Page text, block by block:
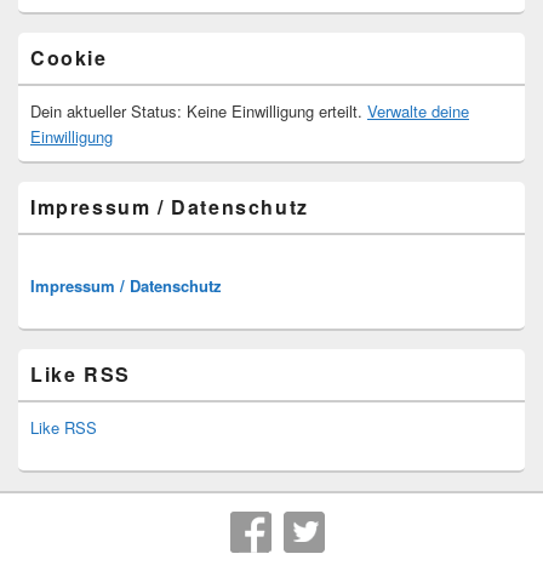
Cookie
Dein aktueller Status: Keine Einwilligung erteilt. Verwalte deine
Einwilligung
Impressum / Datenschutz
Impressum / Datenschutz
Like RSS
Like RSS